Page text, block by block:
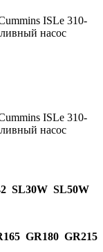
ISLe 310-
насос
ISLe 310-
насос
SL30W SL50W
GR180 GR215